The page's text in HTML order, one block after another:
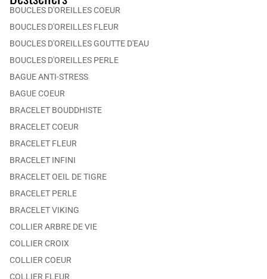
BOUCLES D'OREILLES COEUR
BOUCLES D'OREILLES FLEUR
BOUCLES D'OREILLES GOUTTE D'EAU
BOUCLES D'OREILLES PERLE
BAGUE ANTI-STRESS
BAGUE COEUR
BRACELET BOUDDHISTE
BRACELET COEUR
BRACELET FLEUR
BRACELET INFINI
BRACELET OEIL DE TIGRE
BRACELET PERLE
BRACELET VIKING
COLLIER ARBRE DE VIE
COLLIER CROIX
COLLIER COEUR
COLLIER FLEUR